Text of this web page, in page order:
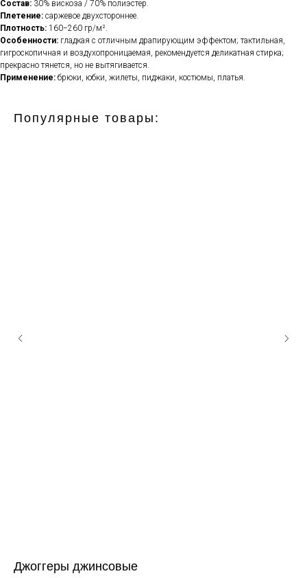
Состав: 30% вискоза / 70% полиэстер.
Плетение: саржевое двухстороннее.
Плотность: 160−260 гр/м².
Особенности: гладкая с отличным драпирующим эффектом; тактильная,
гигроскопичная и воздухопроницаемая, рекомендуется деликатная стирка;
прекрасно тянется, но не вытягивается.
Применение: брюки, юбки, жилеты, пиджаки, костюмы, платья.
Популярные товары:
Джоггеры джинсовые